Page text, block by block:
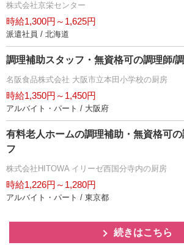
株式会社京栄センター
時給1,300円～1,625円
派遣社員 / 北海道
調理補助スタッフ・無資格可の調理師/
名阪食品株式会社 大阪市立本田小学校の厨房
時給1,350円～1,450円
アルバイト・パート / 大阪府
有料老人ホームの調理補助・無資格可
フ
株式会社HITOWA イリーゼ西国分寺内の厨房
時給1,226円～1,280円
アルバイト・パート / 東京都
続きはこちら